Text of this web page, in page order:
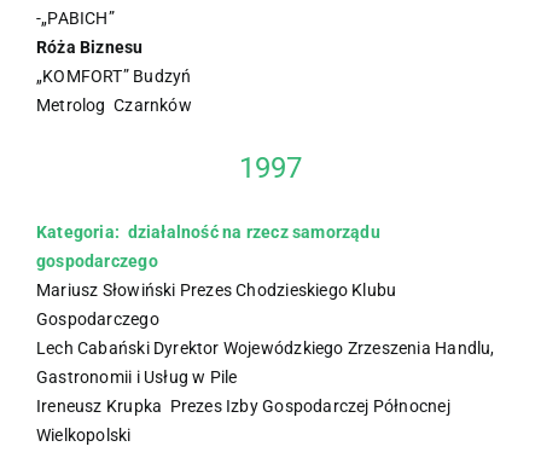
-„PABICH”
Róża Biznesu
„KOMFORT” Budzyń
Metrolog Czarnków
1997
Kategoria: działalność na rzecz samorządu
gospodarczego
Mariusz Słowiński Prezes Chodzieskiego Klubu
Gospodarczego
Lech Cabański Dyrektor Wojewódzkiego Zrzeszenia Handlu,
Gastronomii i Usług w Pile
Ireneusz Krupka Prezes Izby Gospodarczej Północnej
Wielkopolski